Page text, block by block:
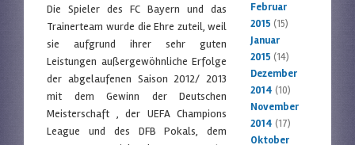
Die Spieler des FC Bayern und das
Trainerteam wurde die Ehre zuteil, weil
sie aufgrund ihrer sehr guten
Leistungen außergewöhnliche Erfolge
der abgelaufenen Saison 2012/ 2013
mit dem Gewinn der Deutschen
Meisterschaft , der UEFA Champions
League und des DFB Pokals, dem
Februar
2015 (15)
Januar
2015 (14)
Dezember
2014 (10)
November
2014 (17)
Oktober